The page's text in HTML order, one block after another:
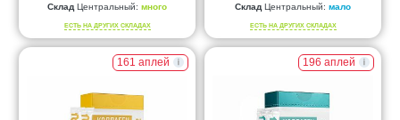
Склад Центральный: много
ЕСТЬ НА ДРУГИХ СКЛАДАХ
Склад Центральный: мало
ЕСТЬ НА ДРУГИХ СКЛАДАХ
161 аплей 196 аплей